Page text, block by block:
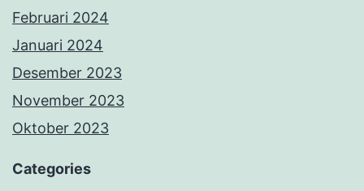
Februari 2024
Januari 2024
Desember 2023
November 2023
Oktober 2023
Categories